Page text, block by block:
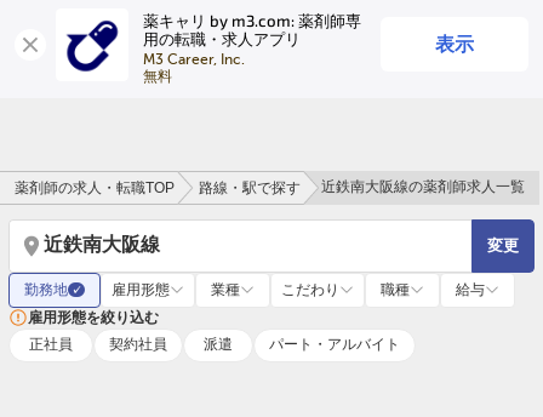
薬キャリ by m3.com: 薬剤師専
用の転職・求人アプリ
M3 Career, Inc.
無料
表示
ログイン
薬剤師の求人・転職TOP 路線・駅で探す 近鉄南大阪線の薬剤師求人一覧
近鉄南大阪線 変更
勤務地 ✓ 雇用形態 業種 こだわり 職種
給与
雇用形態を絞り込む
正社員
契約社員 派遣 パート・アルバイト